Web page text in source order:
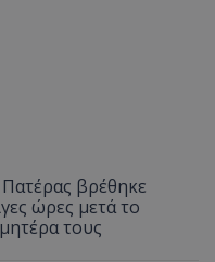
βρέθηκε
ώρες μετά το
τους